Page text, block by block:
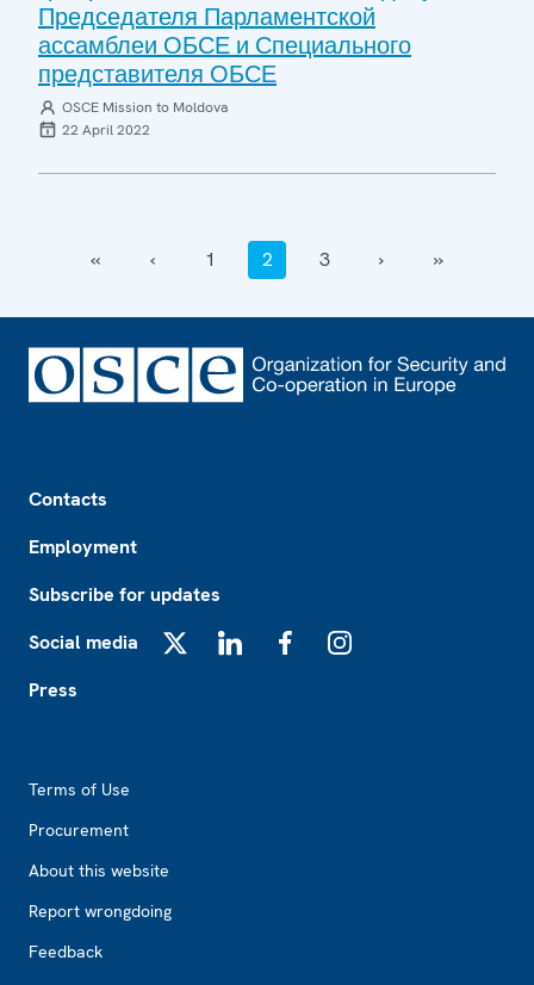
Председателя Парламентской
ассамблеи ОБСЕ и Специального
представителя ОБСЕ
OSCE Mission to Moldova
22 April 2022
‹‹ ‹ 1 2 3 › ››
Contacts
Employment
Subscribe for updates
Social media
Press
Terms of Use
Procurement
About this website
Report wrongdoing
Feedback